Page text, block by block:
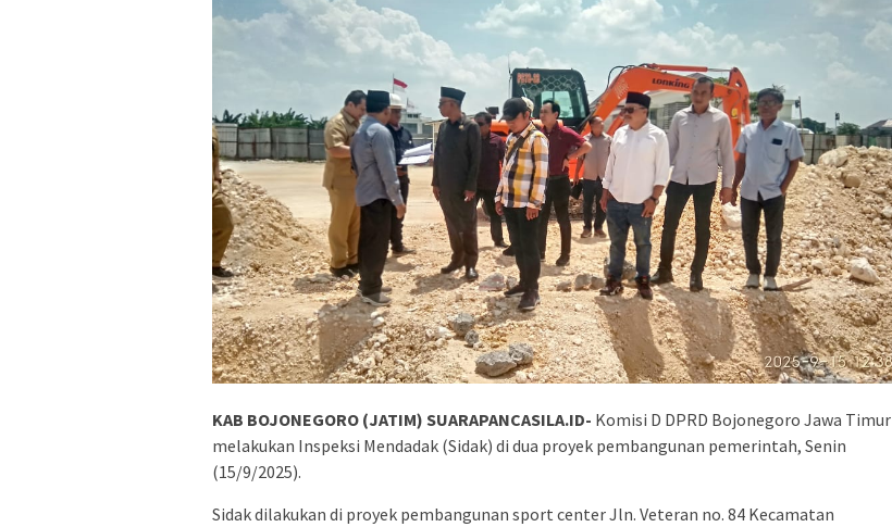
KAB BOJONEGORO (JATIM) SUARAPANCASILA.ID- Komisi D DPRD Bojonegoro Jawa Timur
melakukan Inspeksi Mendadak (Sidak) di dua proyek pembangunan pemerintah, Senin
(15/9/2025).
Sidak dilakukan di proyek pembangunan sport center Jln. Veteran no. 84 Kecamatan